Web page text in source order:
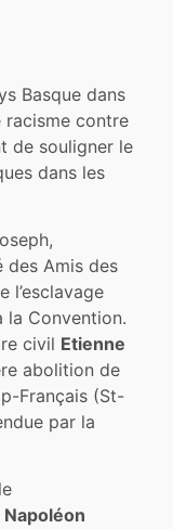
Basque dans
racisme contre
de souligner le
dans les
des Amis des
l’esclavage
la Convention.
civil Etienne
abolition de
Français (St-
par la
Napoléon